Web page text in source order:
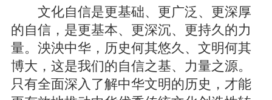
文化自信是更基础、更广泛、更深厚
的自信，是更基本、更深沉、更持久的力
量。泱泱中华，历史何其悠久、文明何其
博大，这是我们的自信之基、力量之源。
只有全面深入了解中华文明的历史，才能